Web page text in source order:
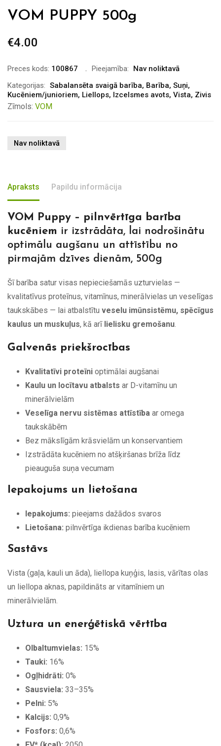
VOM PUPPY 500g
€4.00
Preces kods: 100867 Pieejamība:
Nav noliktavā
Kategorijas: Sabalansēta svaigā barība, Barība, Suņi,
Kucēniem/junioriem, Liellops, Izcelsmes avots, Vista, Zivis
Zīmols: VOM
Nav noliktavā
Apraksts Papildu informācija
VOM Puppy – pilnvērtīga barība
kucēniem ir izstrādāta, lai nodrošinātu
optimālu augšanu un attīstību no
pirmajām dzīves dienām, 500g
Šī barība satur visas nepieciešamās uzturvielas —
kvalitatīvus proteīnus, vitamīnus, minerālvielas un veselīgas
taukskābes — lai atbalstītu veselu imūnsistēmu, spēcīgus
kaulus un muskuļus, kā arī lielisku gremošanu
Galvenās priekšrocības
Kvalitatīvi proteīni optimālai augšanai
Kaulu un locītavu atbalsts ar D-vitamīnu un
minerālvielām
Veselīga nervu sistēmas attīstība ar omega
taukskābēm
Bez mākslīgām krāsvielām un konservantiem
Izstrādāta kucēniem no atšķiršanas brīža līdz
pieauguša suņa vecumam
Iepakojums un lietošana
Iepakojums: pieejams dažādos svaros
Lietošana: pilnvērtīga ikdienas barība kucēniem
Sastāvs
Vista (gaļa, kauli un āda), liellopa kuņģis, lasis, vārītas olas
un liellopa aknas, papildināts ar vitamīniem un
minerālvielām.
Uztura un enerģētiskā vērtība
Olbaltumvielas: 15%
Tauki: 16%
Ogļhidrāti: 0%
Sausviela: 33–35%
Pelni: 5%
Kalcijs: 0,9%
Fosfors: 0,6%